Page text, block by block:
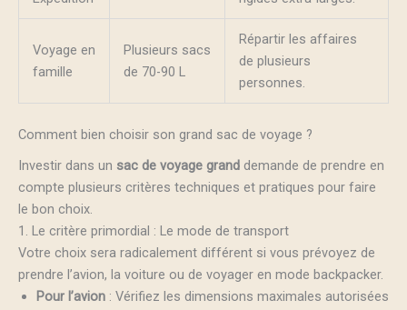
Voyage en
famille
Plusieurs sacs
de 70-90 L
Répartir les affaires
de plusieurs
personnes.
Comment bien choisir son grand sac de voyage ?
Investir dans un sac de voyage grand demande de prendre en
compte plusieurs critères techniques et pratiques pour faire
le bon choix.
1. Le critère primordial : Le mode de transport
Votre choix sera radicalement différent si vous prévoyez de
prendre l’avion, la voiture ou de voyager en mode backpacker.
Pour l’avion : Vérifiez les dimensions maximales autorisées